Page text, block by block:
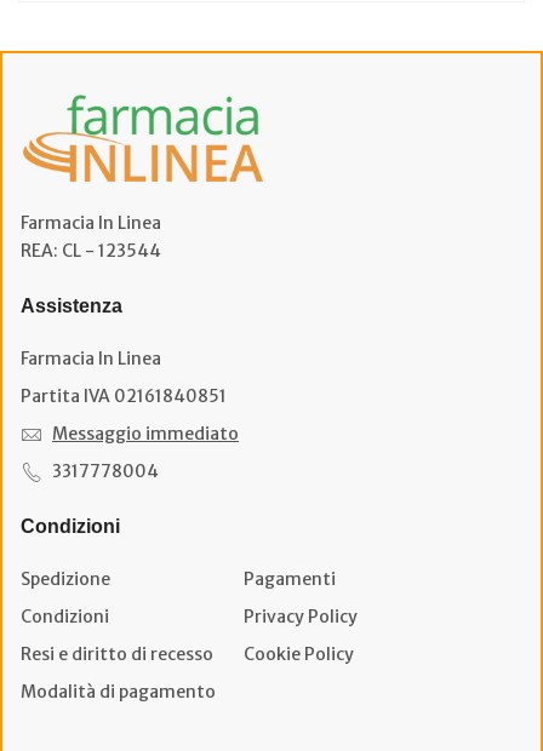
Farmacia In Linea
REA: CL - 123544
Assistenza
Farmacia In Linea
Partita IVA 02161840851
Messaggio immediato
3317778004
Condizioni
Spedizione
Pagamenti
Condizioni
Privacy Policy
Resi e diritto di recesso
Cookie Policy
Modalità di pagamento